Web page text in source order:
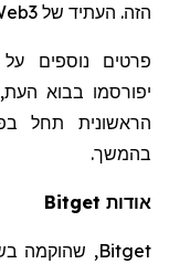
הזה. העתיד של Web3 שייך להם והוא מתחיל כאן".
פרטים נוספים על
הראשונית תחל
בהמשך.
אודות Bitget
Bitget, שהוקמה בשנת